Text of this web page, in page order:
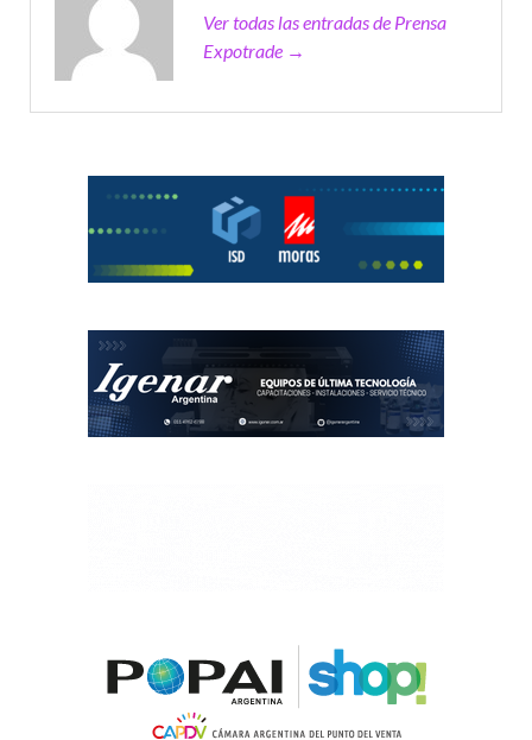
Ver todas las entradas de Prensa
Expotrade →